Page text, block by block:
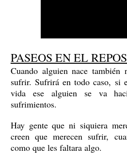
PASEOS EN EL
Cuando alguien nace también
sufrir. Sufrirá en todo caso, si
vida ese alguien se va
sufrimientos.
Hay gente que ni siquiera
creen que merecen sufrir,
como que les faltara algo.